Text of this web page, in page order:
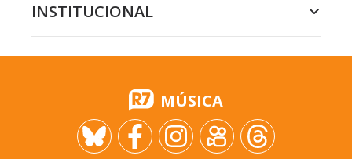
INSTITUCIONAL
MÚSICA